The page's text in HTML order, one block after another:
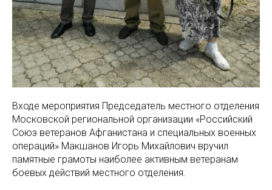
Входе мероприятия Председатель местного отделения
Московской региональной организации «Российский
Союз ветеранов Афганистана и специальных военных
операций» Макшанов Игорь Михайлович вручил
памятные грамоты наиболее активным ветеранам
боевых действий местного отделения.